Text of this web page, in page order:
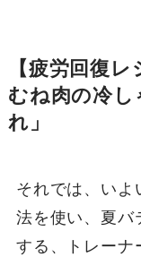
【疲労回復
むね肉の冷
れ」
それでは、いよ
法を使い、夏バ
する、トレーナ